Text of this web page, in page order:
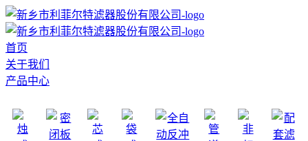
首页
关于我们
产品中心